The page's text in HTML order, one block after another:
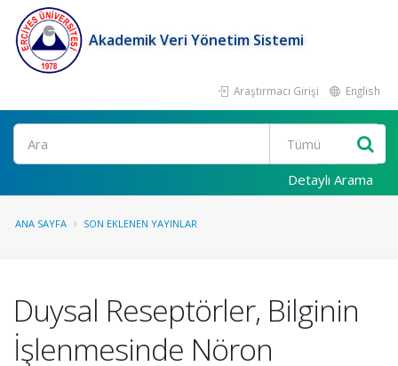
Akademik Veri Yönetim Sistemi
Araştırmacı Girişi English
Ara
Detaylı Arama
ANA SAYFA SON EKLENEN YAYINLAR
Duysal Reseptörler, Bilginin
İşlenmesinde Nöron